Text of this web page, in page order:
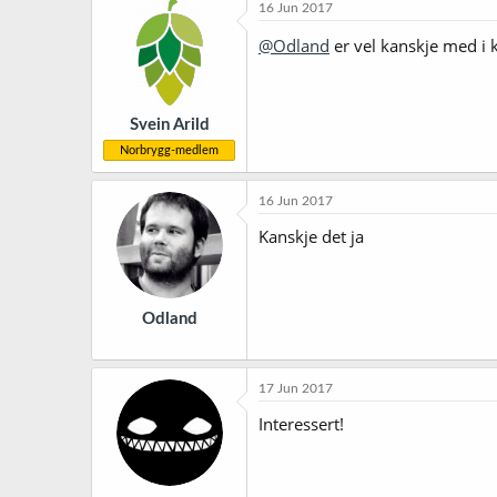
Svein Arild
Norbrygg-medlem
16 Jun 2017
@Odland er vel kanskje med i
Odland
16 Jun 2017
Kanskje det ja
17 Jun 2017
Interessert!